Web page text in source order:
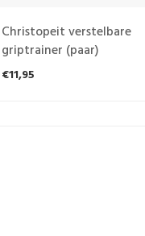
Christopeit verstelbare
griptrainer (paar)
€11,95